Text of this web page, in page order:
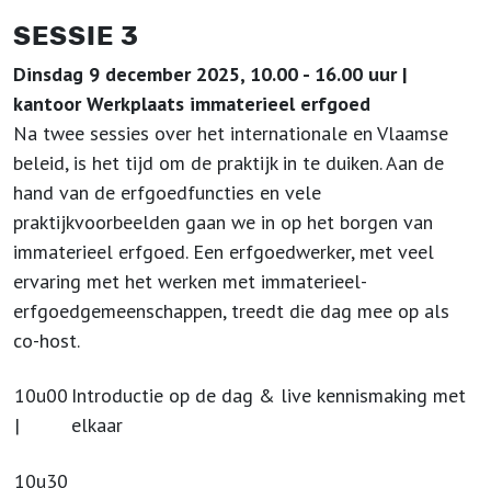
SESSIE 3
Dinsdag 9 december 2025, 10.00 - 16.00 uur |
kantoor Werkplaats immaterieel erfgoed
Na twee sessies over het internationale en Vlaamse
beleid, is het tijd om de praktijk in te duiken. Aan de
hand van de erfgoedfuncties en vele
praktijkvoorbeelden gaan we in op het borgen van
immaterieel erfgoed. Een erfgoedwerker, met veel
ervaring met het werken met immaterieel-
erfgoedgemeenschappen, treedt die dag mee op als
co-host.
10u00
|
Introductie op de dag & live kennismaking met
elkaar
10u30